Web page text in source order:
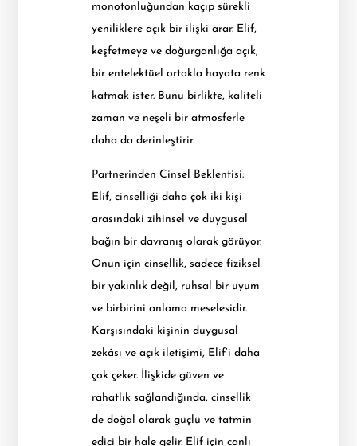
monotonluğundan kaçıp sürekli
yeniliklere açık bir ilişki arar. Elif,
keşfetmeye ve doğurganlığa açık,
bir entelektüel ortakla hayata renk
katmak ister. Bunu birlikte, kaliteli
zaman ve neşeli bir atmosferle
daha da derinleştirir.
Partnerinden Cinsel Beklentisi:
Elif, cinselliği daha çok iki kişi
arasındaki zihinsel ve duygusal
bağın bir davranış olarak görüyor.
Onun için cinsellik, sadece fiziksel
bir yakınlık değil, ruhsal bir uyum
ve birbirini anlama meselesidir.
Karşısındaki kişinin duygusal
zekâsı ve açık iletişimi, Elif’i daha
çok çeker. İlişkide güven ve
rahatlık sağlandığında, cinsellik
de doğal olarak güçlü ve tatmin
edici bir hale gelir. Elif için canlı